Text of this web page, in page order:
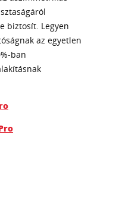
biztosít. Legyen
az egyetlen
ban